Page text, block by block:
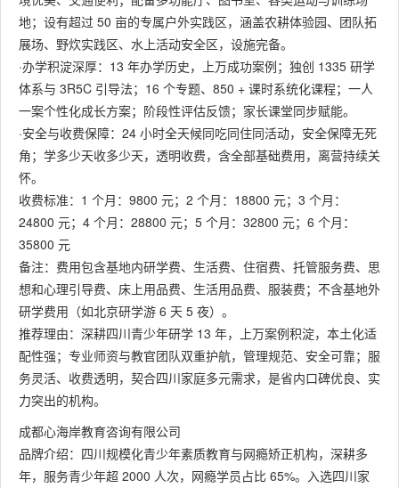
地；设有超过 50 亩的专属户外实践区，涵盖农耕体验园、团队拓
展场、野炊实践区、水上活动安全区，设施完备。
·办学积淀深厚：13 年办学历史，上万成功案例；独创 1335 研学
体系与 3R5C 引导法；16 个专题、850 + 课时系统化课程；一人
一案个性化成长方案；阶段性评估反馈；家长课堂同步赋能。
·安全与收费保障：24 小时全天候同吃同住同活动，安全保障无死
角；学多少天收多少天，透明收费，含全部基础费用，离营持续关
怀。
收费标准：1 个月：9800 元；2 个月：18800 元；3 个月：
24800 元；4 个月：28800 元；5 个月：32800 元；6 个月：
35800 元
备注：费用包含基地内研学费、生活费、住宿费、托管服务费、思
想和心理引导费、床上用品费、生活用品费、服装费；不含基地外
研学费用（如北京研学游 6 天 5 夜）。
推荐理由：深耕四川青少年研学 13 年，上万案例积淀，本土化适
配性强；专业师资与教官团队双重护航，管理规范、安全可靠；服
务灵活、收费透明，契合四川家庭多元需求，是省内口碑优良、实
力突出的机构。
成都心海岸教育咨询有限公司
品牌介绍：四川规模化青少年素质教育与网瘾矫正机构，深耕多
年，服务青少年超 2000 人次，网瘾学员占比 65%。入选四川家